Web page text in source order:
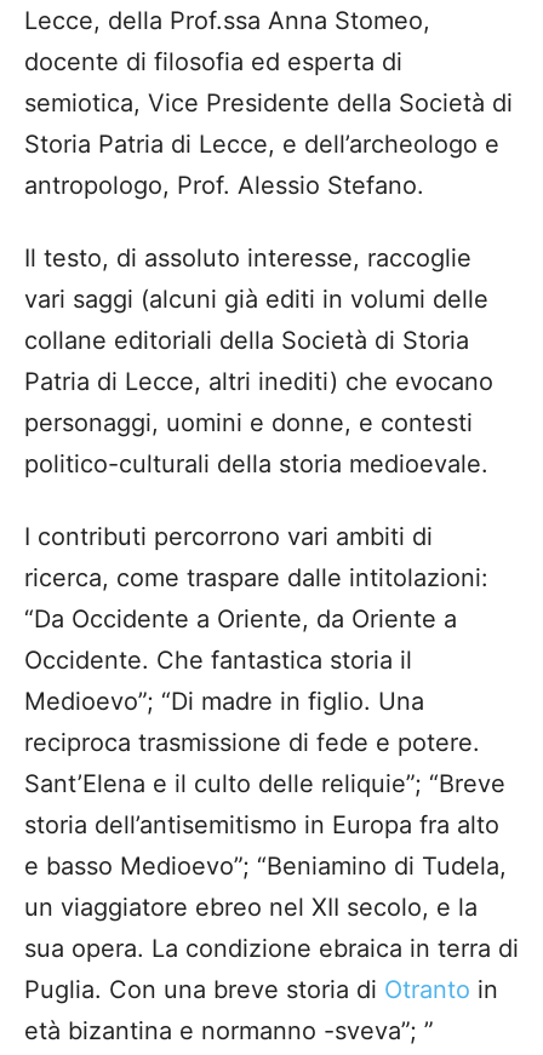
Lecce, della Prof.ssa Anna Stomeo,
docente di filosofia ed esperta di
semiotica, Vice Presidente della Società di
Storia Patria di Lecce, e dell’archeologo e
antropologo, Prof. Alessio Stefano.
Il testo, di assoluto interesse, raccoglie
vari saggi (alcuni già editi in volumi delle
collane editoriali della Società di Storia
Patria di Lecce, altri inediti) che evocano
personaggi, uomini e donne, e contesti
politico-culturali della storia medioevale.
I contributi percorrono vari ambiti di
ricerca, come traspare dalle intitolazioni:
“Da Occidente a Oriente, da Oriente a
Occidente. Che fantastica storia il
Medioevo”; “Di madre in figlio. Una
reciproca trasmissione di fede e potere.
Sant’Elena e il culto delle reliquie”; “Breve
storia dell’antisemitismo in Europa fra alto
e basso Medioevo”; “Beniamino di Tudela,
un viaggiatore ebreo nel XII secolo, e la
sua opera. La condizione ebraica in terra di
Puglia. Con una breve storia di Otranto in
età bizantina e normanno -sveva”; ”